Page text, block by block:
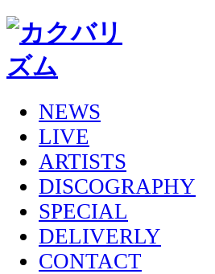
NEWS
LIVE
ARTISTS
DISCOGRAPHY
SPECIAL
DELIVERLY
CONTACT